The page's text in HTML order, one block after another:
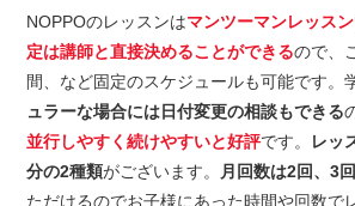
NOPPOのレッスンはマンツーマンレッスン
定は講師と直接決めることができるので、
間、など固定のスケジュールも可能です。
ュラーな場合には日付変更の相談もできる
並行しやすく続けやすいと好評です。 レッ
分の2種類がございます。 月回数は2回、3
ただけるのでお子様にあった時間や回数で